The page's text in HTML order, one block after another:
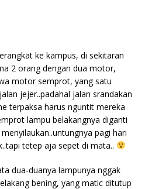
ke kampus, di sekitaran
2 orang dengan dua motor,
motor semprot, yang satu
jejer..padahal jalan srandakan
terpaksa harus nguntit mereka
lampu belakangnya diganti
pagi hari
tetep aja sepet di mata..
dua-duanya lampunya nggak
bening, yang matic ditutup